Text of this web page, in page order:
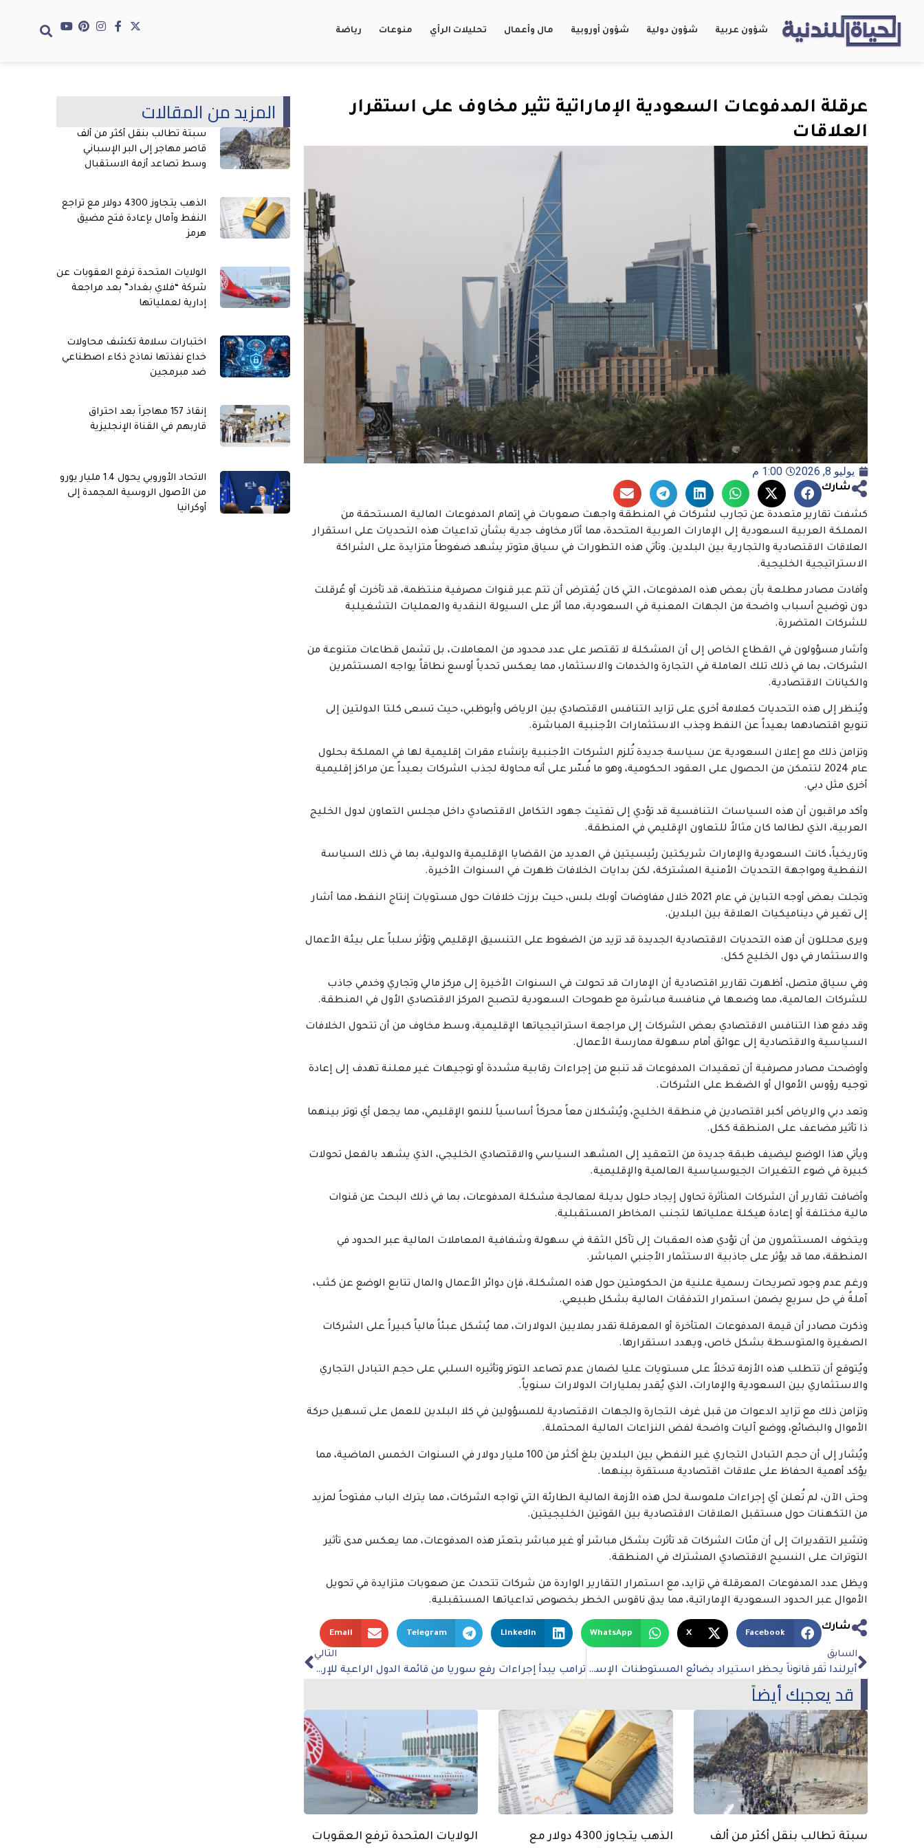
شؤون عربية شؤون دولية شؤون أوروبية مال وأعمال تحليلات الرأي منوعات رياضة
عرقلة المدفوعات السعودية الإماراتية تثير مخاوف على استقرار
العلاقات
يوليو 8, 2026 1:00 م
شارك
كشفت تقارير متعددة عن تجارب لشركات في المنطقة واجهت صعوبات في إتمام المدفوعات المالية المستحقة من
المملكة العربية السعودية إلى الإمارات العربية المتحدة، مما أثار مخاوف جدية بشأن تداعيات هذه التحديات على استقرار
العلاقات الاقتصادية والتجارية بين البلدين. وتأتي هذه التطورات في سياق متوتر يشهد ضغوطاً متزايدة على الشراكة
الاستراتيجية الخليجية.
وأفادت مصادر مطلعة بأن بعض هذه المدفوعات، التي كان يُفترض أن تتم عبر قنوات مصرفية منتظمة، قد تأخرت أو عُرقلت
دون توضيح أسباب واضحة من الجهات المعنية في السعودية، مما أثر على السيولة النقدية والعمليات التشغيلية
للشركات المتضررة.
وأشار مسؤولون في القطاع الخاص إلى أن المشكلة لا تقتصر على عدد محدود من المعاملات، بل تشمل قطاعات متنوعة من
الشركات، بما في ذلك تلك العاملة في التجارة والخدمات والاستثمار، مما يعكس تحدياً أوسع نطاقاً يواجه المستثمرين
والكيانات الاقتصادية.
ويُنظر إلى هذه التحديات كعلامة أخرى على تزايد التنافس الاقتصادي بين الرياض وأبوظبي، حيث تسعى كلتا الدولتين إلى
تنويع اقتصادهما بعيداً عن النفط وجذب الاستثمارات الأجنبية المباشرة.
وتزامن ذلك مع إعلان السعودية عن سياسة جديدة تُلزم الشركات الأجنبية بإنشاء مقرات إقليمية لها في المملكة بحلول
عام 2024 لتتمكن من الحصول على العقود الحكومية، وهو ما فُسّر على أنه محاولة لجذب الشركات بعيداً عن مراكز إقليمية
أخرى مثل دبي.
وأكد مراقبون أن هذه السياسات التنافسية قد تؤدي إلى تفتيت جهود التكامل الاقتصادي داخل مجلس التعاون لدول الخليج
العربية، الذي لطالما كان مثالاً للتعاون الإقليمي في المنطقة.
وتاريخياً، كانت السعودية والإمارات شريكتين رئيسيتين في العديد من القضايا الإقليمية والدولية، بما في ذلك السياسة
النفطية ومواجهة التحديات الأمنية المشتركة، لكن بدايات الخلافات ظهرت في السنوات الأخيرة.
وتجلت بعض أوجه التباين في عام 2021 خلال مفاوضات أوبك بلس، حيث برزت خلافات حول مستويات إنتاج النفط، مما أشار
إلى تغير في ديناميكيات العلاقة بين البلدين.
ويرى محللون أن هذه التحديات الاقتصادية الجديدة قد تزيد من الضغوط على التنسيق الإقليمي وتؤثر سلباً على بيئة الأعمال
والاستثمار في دول الخليج ككل.
وفي سياق متصل، أظهرت تقارير اقتصادية أن الإمارات قد تحولت في السنوات الأخيرة إلى مركز مالي وتجاري وخدمي جاذب
للشركات العالمية، مما وضعها في منافسة مباشرة مع طموحات السعودية لتصبح المركز الاقتصادي الأول في المنطقة.
وقد دفع هذا التنافس الاقتصادي بعض الشركات إلى مراجعة استراتيجياتها الإقليمية، وسط مخاوف من أن تتحول الخلافات
السياسية والاقتصادية إلى عوائق أمام سهولة ممارسة الأعمال.
وأوضحت مصادر مصرفية أن تعقيدات المدفوعات قد تنبع من إجراءات رقابية مشددة أو توجيهات غير معلنة تهدف إلى إعادة
توجيه رؤوس الأموال أو الضغط على الشركات.
وتعد دبي والرياض أكبر اقتصادين في منطقة الخليج، ويُشكلان معاً محركاً أساسياً للنمو الإقليمي، مما يجعل أي توتر بينهما
ذا تأثير مضاعف على المنطقة ككل.
ويأتي هذا الوضع ليضيف طبقة جديدة من التعقيد إلى المشهد السياسي والاقتصادي الخليجي، الذي يشهد بالفعل تحولات
كبيرة في ضوء التغيرات الجيوسياسية العالمية والإقليمية.
وأضافت تقارير أن الشركات المتأثرة تحاول إيجاد حلول بديلة لمعالجة مشكلة المدفوعات، بما في ذلك البحث عن قنوات
مالية مختلفة أو إعادة هيكلة عملياتها لتجنب المخاطر المستقبلية.
ويتخوف المستثمرون من أن تؤدي هذه العقبات إلى تآكل الثقة في سهولة وشفافية المعاملات المالية عبر الحدود في
المنطقة، مما قد يؤثر على جاذبية الاستثمار الأجنبي المباشر.
ورغم عدم وجود تصريحات رسمية علنية من الحكومتين حول هذه المشكلة، فإن دوائر الأعمال والمال تتابع الوضع عن كثب،
آملةً في حل سريع يضمن استمرار التدفقات المالية بشكل طبيعي.
وذكرت مصادر أن قيمة المدفوعات المتأخرة أو المعرقلة تقدر بملايين الدولارات، مما يُشكل عبئاً مالياً كبيراً على الشركات
الصغيرة والمتوسطة بشكل خاص، ويهدد استقرارها.
ويُتوقع أن تتطلب هذه الأزمة تدخلاً على مستويات عليا لضمان عدم تصاعد التوتر وتأثيره السلبي على حجم التبادل التجاري
والاستثماري بين السعودية والإمارات، الذي يُقدر بمليارات الدولارات سنوياً.
وتزامن ذلك مع تزايد الدعوات من قبل غرف التجارة والجهات الاقتصادية للمسؤولين في كلا البلدين للعمل على تسهيل حركة
الأموال والبضائع، ووضع آليات واضحة لفض النزاعات المالية المحتملة.
ويُشار إلى أن حجم التبادل التجاري غير النفطي بين البلدين بلغ أكثر من 100 مليار دولار في السنوات الخمس الماضية، مما
يؤكد أهمية الحفاظ على علاقات اقتصادية مستقرة بينهما.
وحتى الآن، لم تُعلن أي إجراءات ملموسة لحل هذه الأزمة المالية الطارئة التي تواجه الشركات، مما يترك الباب مفتوحاً لمزيد
من التكهنات حول مستقبل العلاقات الاقتصادية بين القوتين الخليجيتين.
وتشير التقديرات إلى أن مئات الشركات قد تأثرت بشكل مباشر أو غير مباشر بتعثر هذه المدفوعات، مما يعكس مدى تأثير
التوترات على النسيج الاقتصادي المشترك في المنطقة.
ويظل عدد المدفوعات المعرقلة في تزايد، مع استمرار التقارير الواردة من شركات تتحدث عن صعوبات متزايدة في تحويل
الأموال عبر الحدود السعودية الإماراتية، مما يدق ناقوس الخطر بخصوص تداعياتها المستقبلية.
شارك
Facebook
X
WhatsApp
LinkedIn
Telegram
Email
السابق
أيرلندا تُقر قانوناً يحظر استيراد بضائع المستوطنات الإسرائيلية
التالي
ترامب يبدأ إجراءات رفع سوريا من قائمة الدول الراعية للإرهاب
قد يعجبك أيضاً
سبتة تطالب بنقل أكثر من ألف الذهب يتجاوز 4300 دولار مع الولايات المتحدة ترفع العقوبات
المزيد من المقالات
سبتة تطالب بنقل أكثر من ألف
قاصر مهاجر إلى البر الإسباني
وسط تصاعد أزمة الاستقبال
الذهب يتجاوز 4300 دولار مع تراجع
النفط وآمال بإعادة فتح مضيق
هرمز
الولايات المتحدة ترفع العقوبات عن
شركة “فلاي بغداد” بعد مراجعة
إدارية لعملياتها
اختبارات سلامة تكشف محاولات
خداع نفذتها نماذج ذكاء اصطناعي
ضد مبرمجين
إنقاذ 157 مهاجراً بعد احتراق
قاربهم في القناة الإنجليزية
الاتحاد الأوروبي يحول 1.4 مليار يورو
من الأصول الروسية المجمدة إلى
أوكرانيا